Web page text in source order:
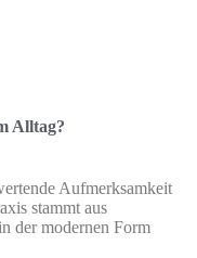
Alltag?
Aufmerksamkeit
stammt aus
der modernen Form